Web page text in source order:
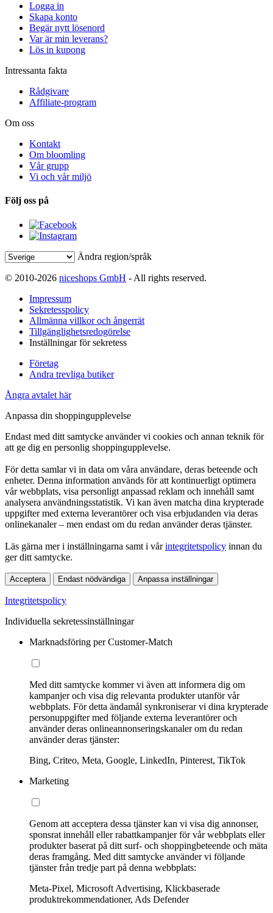
Logga in
Skapa konto
Begär nytt lösenord
Var är min leverans?
Lös in kupong
Intressanta fakta
Rådgivare
Affiliate-program
Om oss
Kontakt
Om bloomling
Vår grupp
Vi och vår miljö
Följ oss på
Ändra region/språk
© 2010-2026 niceshops GmbH - All rights reserved.
Impressum
Sekretesspolicy
Allmänna villkor och ångerrät
Tillgänglighetsredogörelse
Inställningar för sekretess
Företag
Andra trevliga butiker
Ångra avtalet här
Anpassa din shoppingupplevelse
Endast med ditt samtycke använder vi cookies och annan teknik för
att ge dig en personlig shoppingupplevelse.
För detta samlar vi in data om våra användare, deras beteende och
enheter. Denna information används för att kontinuerligt optimera
vår webbplats, visa personligt anpassad reklam och innehåll samt
analysera användningsstatistik. Vi kan även matcha dina krypterade
uppgifter med externa leverantörer och visa erbjudanden via deras
onlinekanaler – men endast om du redan använder deras tjänster.
Läs gärna mer i inställningarna samt i vårintegritetspolicy innan du
ger ditt samtycke.
Acceptera Endast nödvändiga Anpassa inställningar
Integritetspolicy
Individuella sekretessinställningar
Marknadsföring per Customer-Match
Med ditt samtycke kommer vi även att informera dig om
kampanjer och visa dig relevanta produkter utanför vår
webbplats. För detta ändamål synkroniserar vi dina krypterade
personuppgifter med följande externa leverantörer och
använder deras onlineannonseringskanaler om du redan
använder deras tjänster:
Bing, Criteo, Meta, Google, LinkedIn, Pinterest, TikTok
Marketing
Genom att acceptera dessa tjänster kan vi visa dig annonser,
sponsrat innehåll eller rabattkampanjer för vår webbplats eller
produkter baserat på ditt surf- och shoppingbeteende och mäta
deras framgång. Med ditt samtycke använder vi följande
tjänster från tredje part på denna webbplats:
Meta-Pixel, Microsoft Advertising, Klickbaserade
produktrekommendationer, Ads Defender